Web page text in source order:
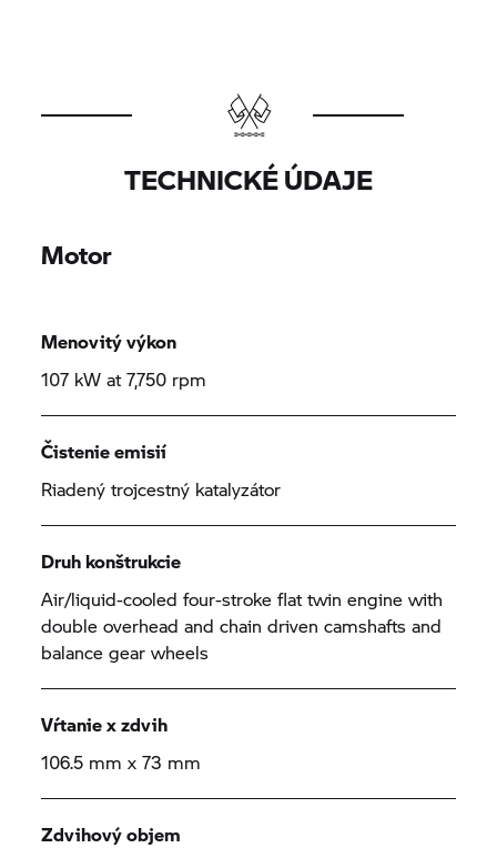
TECHNICKÉ ÚDAJE
Motor
Menovitý výkon
107 kW at 7,750 rpm
Čistenie emisií
Riadený trojcestný katalyzátor
Druh konštrukcie
Air/liquid-cooled four-stroke flat twin engine with
double overhead and chain driven camshafts and
balance gear wheels
Vŕtanie x zdvih
106.5 mm x 73 mm
Zdvihový objem